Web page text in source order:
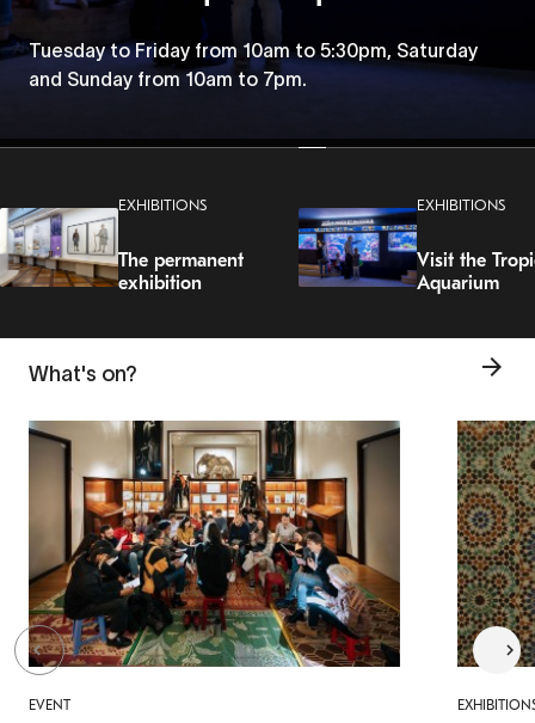
Tuesday to Friday from 10am to 5:30pm, Saturday
and Sunday from 10am to 7pm
Tuesday to Friday from 10am to 5:30pm, Saturday
and Sunday from 10am to 7pm.
EXHIBITIONS
The permanent
exhibition
EXHIBITIONS
Visit the
Aquarium
What's on?
EVENT